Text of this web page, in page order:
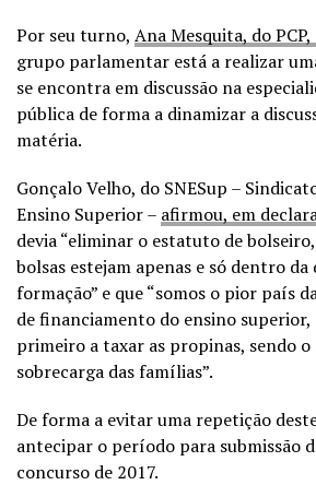
Por seu turno, Ana Mesquita, do
grupo parlamentar está a realizar
se encontra em discussão na
pública de forma a dinamizar a
matéria.
Gonçalo Velho, do SNESup –
Ensino Superior – afirmou, em
devia “eliminar o estatuto de
bolsas estejam apenas e só dentro da
formação” e que “somos o pior país
de financiamento do ensino superior,
primeiro a taxar as propinas, sendo
sobrecarga das famílias”.
De forma a evitar uma repetição
antecipar o período para submissão
concurso de 2017.